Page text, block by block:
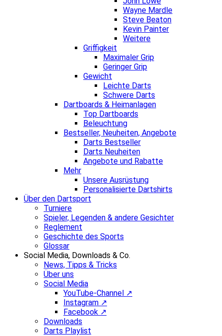
Wayne Mardle
Steve Beaton
Kevin Painter
Weitere
Griffigkeit
Maximaler Grip
Geringer Grip
Gewicht
Leichte Darts
Schwere Darts
Dartboards & Heimanlagen
Top Dartboards
Beleuchtung
Bestseller, Neuheiten, Angebote
Darts Bestseller
Darts Neuheiten
Angebote und Rabatte
Mehr
Unsere Ausrüstung
Personalisierte Dartshirts
Über den Dartsport
Turniere
Spieler, Legenden & andere Gesichter
Reglement
Geschichte des Sports
Glossar
Social Media, Downloads & Co.
News, Tipps & Tricks
Über uns
Social Media
YouTube-Channel ↗
Instagram ↗
Facebook ↗
Downloads
Darts Playlist